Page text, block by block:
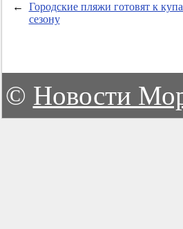
←
Городские пляжи готовят к
сезону
© Новости